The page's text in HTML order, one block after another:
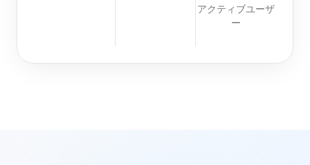
アクティブユーザ
ー